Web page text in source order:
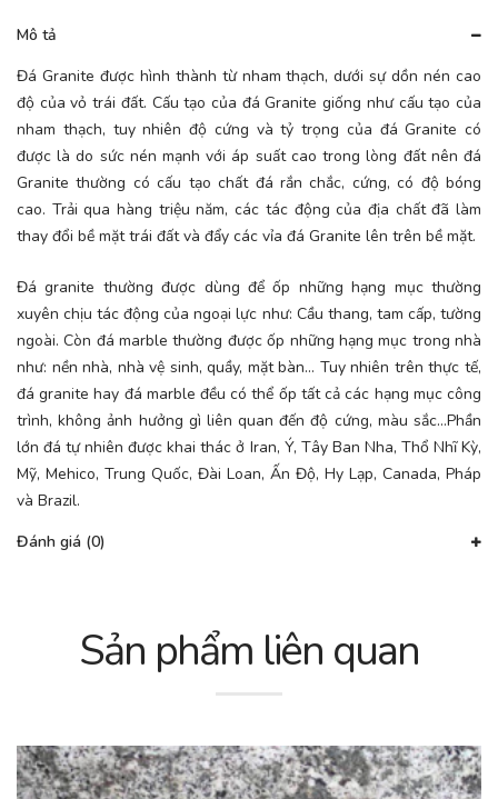
Mô tả
Đá Granite được hình thành từ nham thạch, dưới sự dồn nén cao
độ của vỏ trái đất. Cấu tạo của đá Granite giống như cấu tạo của
nham thạch, tuy nhiên độ cứng và tỷ trọng của đá Granite có
được là do sức nén mạnh với áp suất cao trong lòng đất nên đá
Granite thường có cấu tạo chất đá rắn chắc, cứng, có độ bóng
cao. Trải qua hàng triệu năm, các tác động của địa chất đã làm
thay đổi bề mặt trái đất và đẩy các vỉa đá Granite lên trên bề mặt.
Đá granite thường được dùng để ốp những hạng mục thường
xuyên chịu tác động của ngoại lực như: Cầu thang, tam cấp, tường
ngoài. Còn đá marble thường được ốp những hạng mục trong nhà
như: nền nhà, nhà vệ sinh, quầy, mặt bàn… Tuy nhiên trên thực tế,
đá granite hay đá marble đều có thể ốp tất cả các hạng mục công
trình, không ảnh hưởng gì liên quan đến độ cứng, màu sắc…Phần
lớn đá tự nhiên được khai thác ở Iran, Ý, Tây Ban Nha, Thổ Nhĩ Kỳ,
Mỹ, Mehico, Trung Quốc, Đài Loan, Ấn Độ, Hy Lạp, Canada, Pháp
và Brazil.
Đánh giá (0)
Sản phẩm liên quan